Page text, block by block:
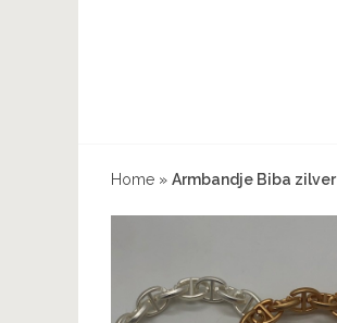
Home » Armbandje Biba zilver